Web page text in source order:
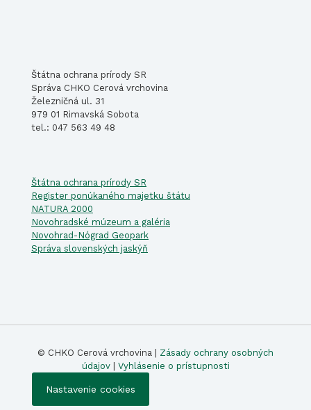
Štátna ochrana prírody SR
Správa CHKO Cerová vrchovina
Železničná ul. 31
979 01 Rimavská Sobota
tel.: 047 563 49 48
Štátna ochrana prírody SR
Register ponúkaného majetku štátu
NATURA 2000
Novohradské múzeum a galéria
Novohrad-Nógrad Geopark
Správa slovenských jaskýň
© CHKO Cerová vrchovina | Zásady ochrany osobných
údajov| Vyhlásenie o prístupnosti
Nastavenie cookies